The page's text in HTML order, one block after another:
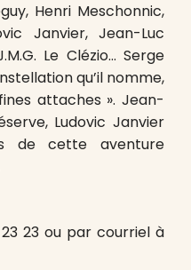
Henri Meschonnic,
Janvier, Jean-Luc
Le Clézio… Serge
qu’il nomme,
attaches ». Jean-
Ludovic Janvier
de cette aventure
23 ou par courriel à